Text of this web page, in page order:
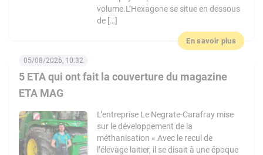
volume.L’Hexagone se situe en dessous
de […]
En savoir plus
5 ETA qui ont fait la couverture du magazine
ETA MAG
05/08/2026, 10:32
L’entreprise Le Negrate-Carafray mise
sur le développement de la
méthanisation « Avec le recul de
l’élevage laitier, il se disait à une époque